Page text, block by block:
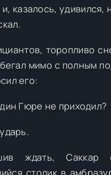
казалось, удивился,
торопливо
мимо с полным
его:
Гюре не приходил?
ждать, Саккар
столик в